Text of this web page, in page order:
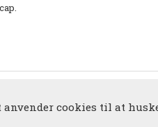
anvender cookies til at